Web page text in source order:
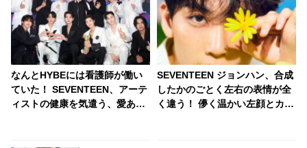
なんとHYBEには看護師が働い
ていた！ SEVENTEEN、アーテ
ィストの健康を気遣う、愛あふ
SEVENTEEN ジョンハン、合成
したかのごとく左右の表情が全
く違う！ 儚く温かい左顔とカリ